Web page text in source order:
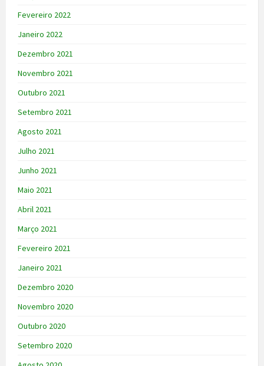
Fevereiro 2022
Janeiro 2022
Dezembro 2021
Novembro 2021
Outubro 2021
Setembro 2021
Agosto 2021
Julho 2021
Junho 2021
Maio 2021
Abril 2021
Março 2021
Fevereiro 2021
Janeiro 2021
Dezembro 2020
Novembro 2020
Outubro 2020
Setembro 2020